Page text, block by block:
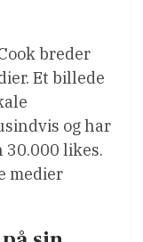
breder
Et billede
og har
likes.
medier